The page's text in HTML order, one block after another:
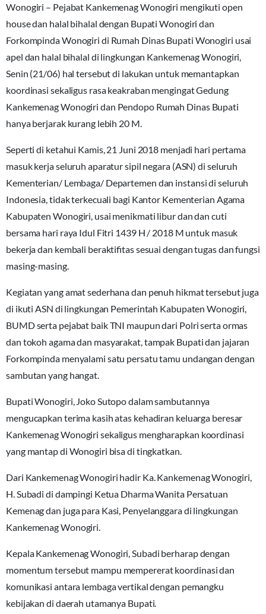
Wonogiri – Pejabat Kankemenag Wonogiri mengikuti open
house dan halal bihalal dengan Bupati Wonogiri dan
Forkompinda Wonogiri di Rumah Dinas Bupati Wonogiri usai
apel dan halal bihalal di lingkungan Kankemenag Wonogiri,
Senin (21/06) hal tersebut di lakukan untuk memantapkan
koordinasi sekaligus rasa keakraban mengingat Gedung
Kankemenag Wonogiri dan Pendopo Rumah Dinas Bupati
hanya berjarak kurang lebih 20 M.
Seperti di ketahui Kamis, 21 Juni 2018 menjadi hari pertama
masuk kerja seluruh aparatur sipil negara (ASN) di seluruh
Kementerian/ Lembaga/ Departemen dan instansi di seluruh
Indonesia, tidak terkecuali bagi Kantor Kementerian Agama
Kabupaten Wonogiri, usai menikmati libur dan dan cuti
bersama hari raya Idul Fitri 1439 H / 2018 M untuk masuk
bekerja dan kembali beraktifitas sesuai dengan tugas dan fungsi
masing-masing.
Kegiatan yang amat sederhana dan penuh hikmat tersebut juga
di ikuti ASN di lingkungan Pemerintah Kabupaten Wonogiri,
BUMD serta pejabat baik TNI maupun dari Polri serta ormas
dan tokoh agama dan masyarakat, tampak Bupati dan jajaran
Forkompinda menyalami satu persatu tamu undangan dengan
sambutan yang hangat.
Bupati Wonogiri, Joko Sutopo dalam sambutannya
mengucapkan terima kasih atas kehadiran keluarga beresar
Kankemenag Wonogiri sekaligus mengharapkan koordinasi
yang mantap di Wonogiri bisa di tingkatkan.
Dari Kankemenag Wonogiri hadir Ka. Kankemenag Wonogiri,
H. Subadi di dampingi Ketua Dharma Wanita Persatuan
Kemenag dan juga para Kasi, Penyelanggara di lingkungan
Kankemenag Wonogiri.
Kepala Kankemenag Wonogiri, Subadi berharap dengan
momentum tersebut mampu mempererat koordinasi dan
komunikasi antara lembaga vertikal dengan pemangku
kebijakan di daerah utamanya Bupati.